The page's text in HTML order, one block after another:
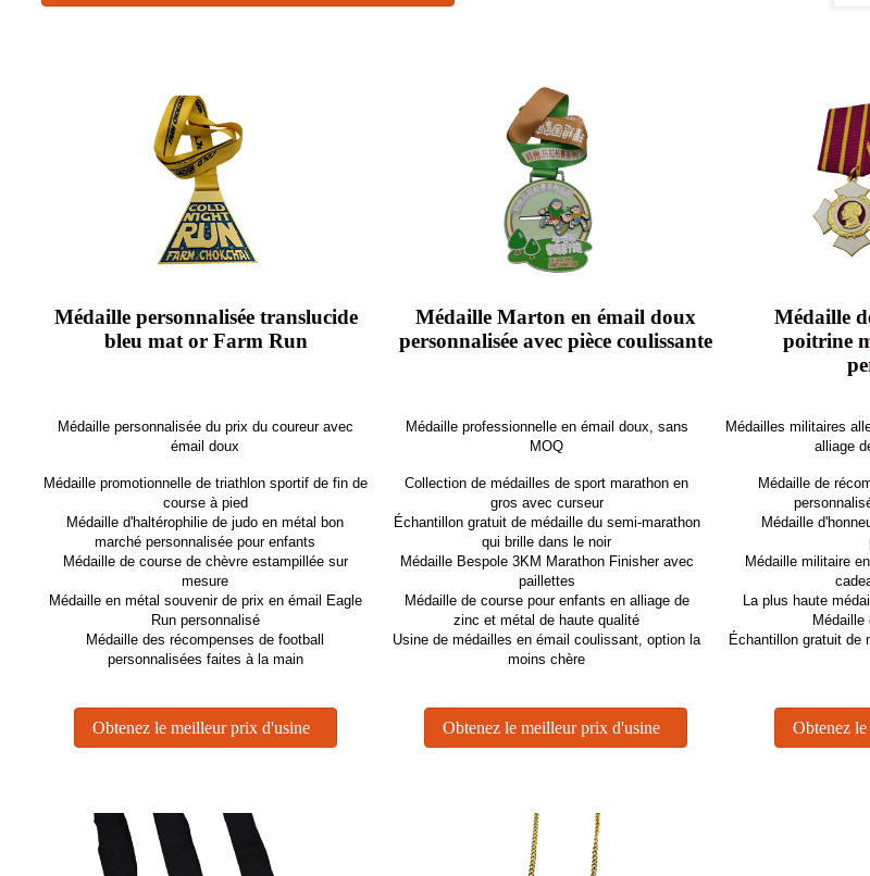
Médaille personnalisée translucide
bleu mat or Farm Run
Médaille Marton en émail doux
personnalisée avec pièce coulissante
Médaille
poitrine
Médaille personnalisée du prix du coureur avec
émail doux
Médaille promotionnelle de triathlon sportif de fin de
course à pied
Médaille d'haltérophilie de judo en métal bon
marché personnalisée pour enfants
Médaille de course de chèvre estampillée sur
mesure
Médaille en métal souvenir de prix en émail Eagle
Run personnalisé
Médaille des récompenses de football
personnalisées faites à la main
Médaille professionnelle en émail doux, sans
MOQ
Collection de médailles de sport marathon en
gros avec curseur
Échantillon gratuit de médaille du semi-marathon
qui brille dans le noir
Médaille Bespole 3KM Marathon Finisher avec
paillettes
Médaille de course pour enfants en alliage de
zinc et métal de haute qualité
Usine de médailles en émail coulissant, option la
moins chère
Médailles militaires
alliage
Médaille de
Médaille
Médaille militaire
La plus haute
Médaille
Échantillon gratuit de
Obtenez le meilleur prix d'usine Obtenez le meilleur prix d'usine Obtenez